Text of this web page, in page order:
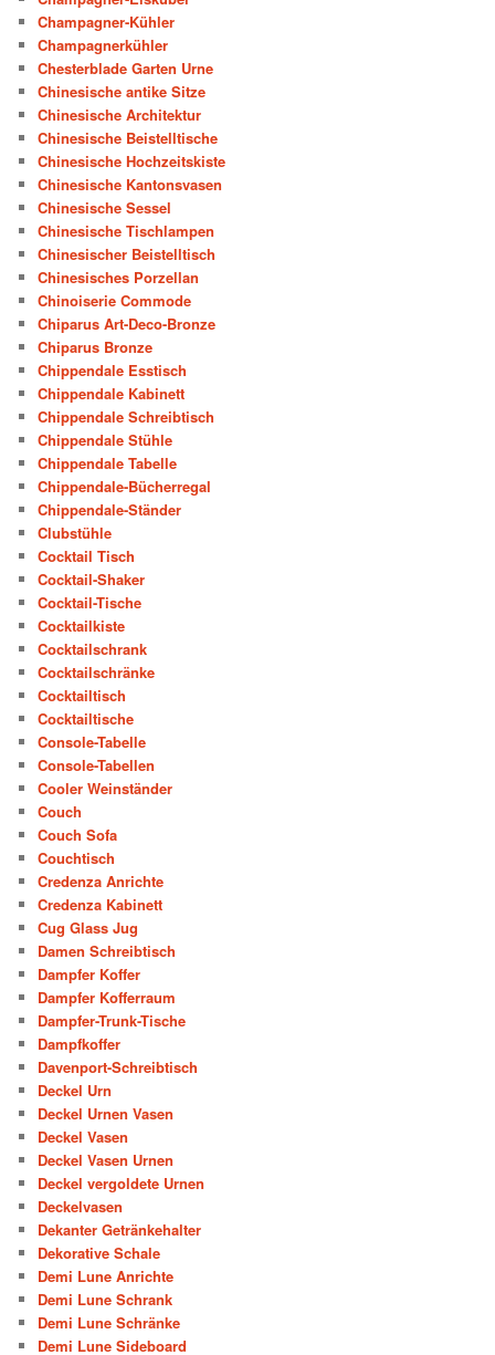
Champagner-Kühler
Champagnerkühler
Chesterblade Garten Urne
Chinesische antike Sitze
Chinesische Architektur
Chinesische Beistelltische
Chinesische Hochzeitskiste
Chinesische Kantonsvasen
Chinesische Sessel
Chinesische Tischlampen
Chinesischer Beistelltisch
Chinesisches Porzellan
Chinoiserie Commode
Chiparus Art-Deco-Bronze
Chiparus Bronze
Chippendale Esstisch
Chippendale Kabinett
Chippendale Schreibtisch
Chippendale Stühle
Chippendale Tabelle
Chippendale-Bücherregal
Chippendale-Ständer
Clubstühle
Cocktail Tisch
Cocktail-Shaker
Cocktail-Tische
Cocktailkiste
Cocktailschrank
Cocktailschränke
Cocktailtisch
Cocktailtische
Console-Tabelle
Console-Tabellen
Cooler Weinständer
Couch
Couch Sofa
Couchtisch
Credenza Anrichte
Credenza Kabinett
Cug Glass Jug
Damen Schreibtisch
Dampfer Koffer
Dampfer Kofferraum
Dampfer-Trunk-Tische
Dampfkoffer
Davenport-Schreibtisch
Deckel Urn
Deckel Urnen Vasen
Deckel Vasen
Deckel Vasen Urnen
Deckel vergoldete Urnen
Deckelvasen
Dekanter Getränkehalter
Dekorative Schale
Demi Lune Anrichte
Demi Lune Schrank
Demi Lune Schränke
Demi Lune Sideboard